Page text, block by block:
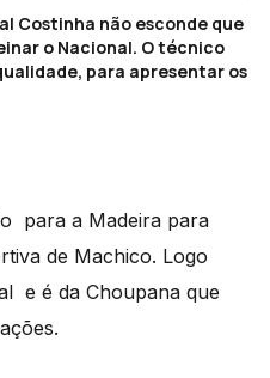
Costinha não esconde que
o Nacional. O técnico
para apresentar os
para a Madeira para
de Machico. Logo
e é da Choupana que